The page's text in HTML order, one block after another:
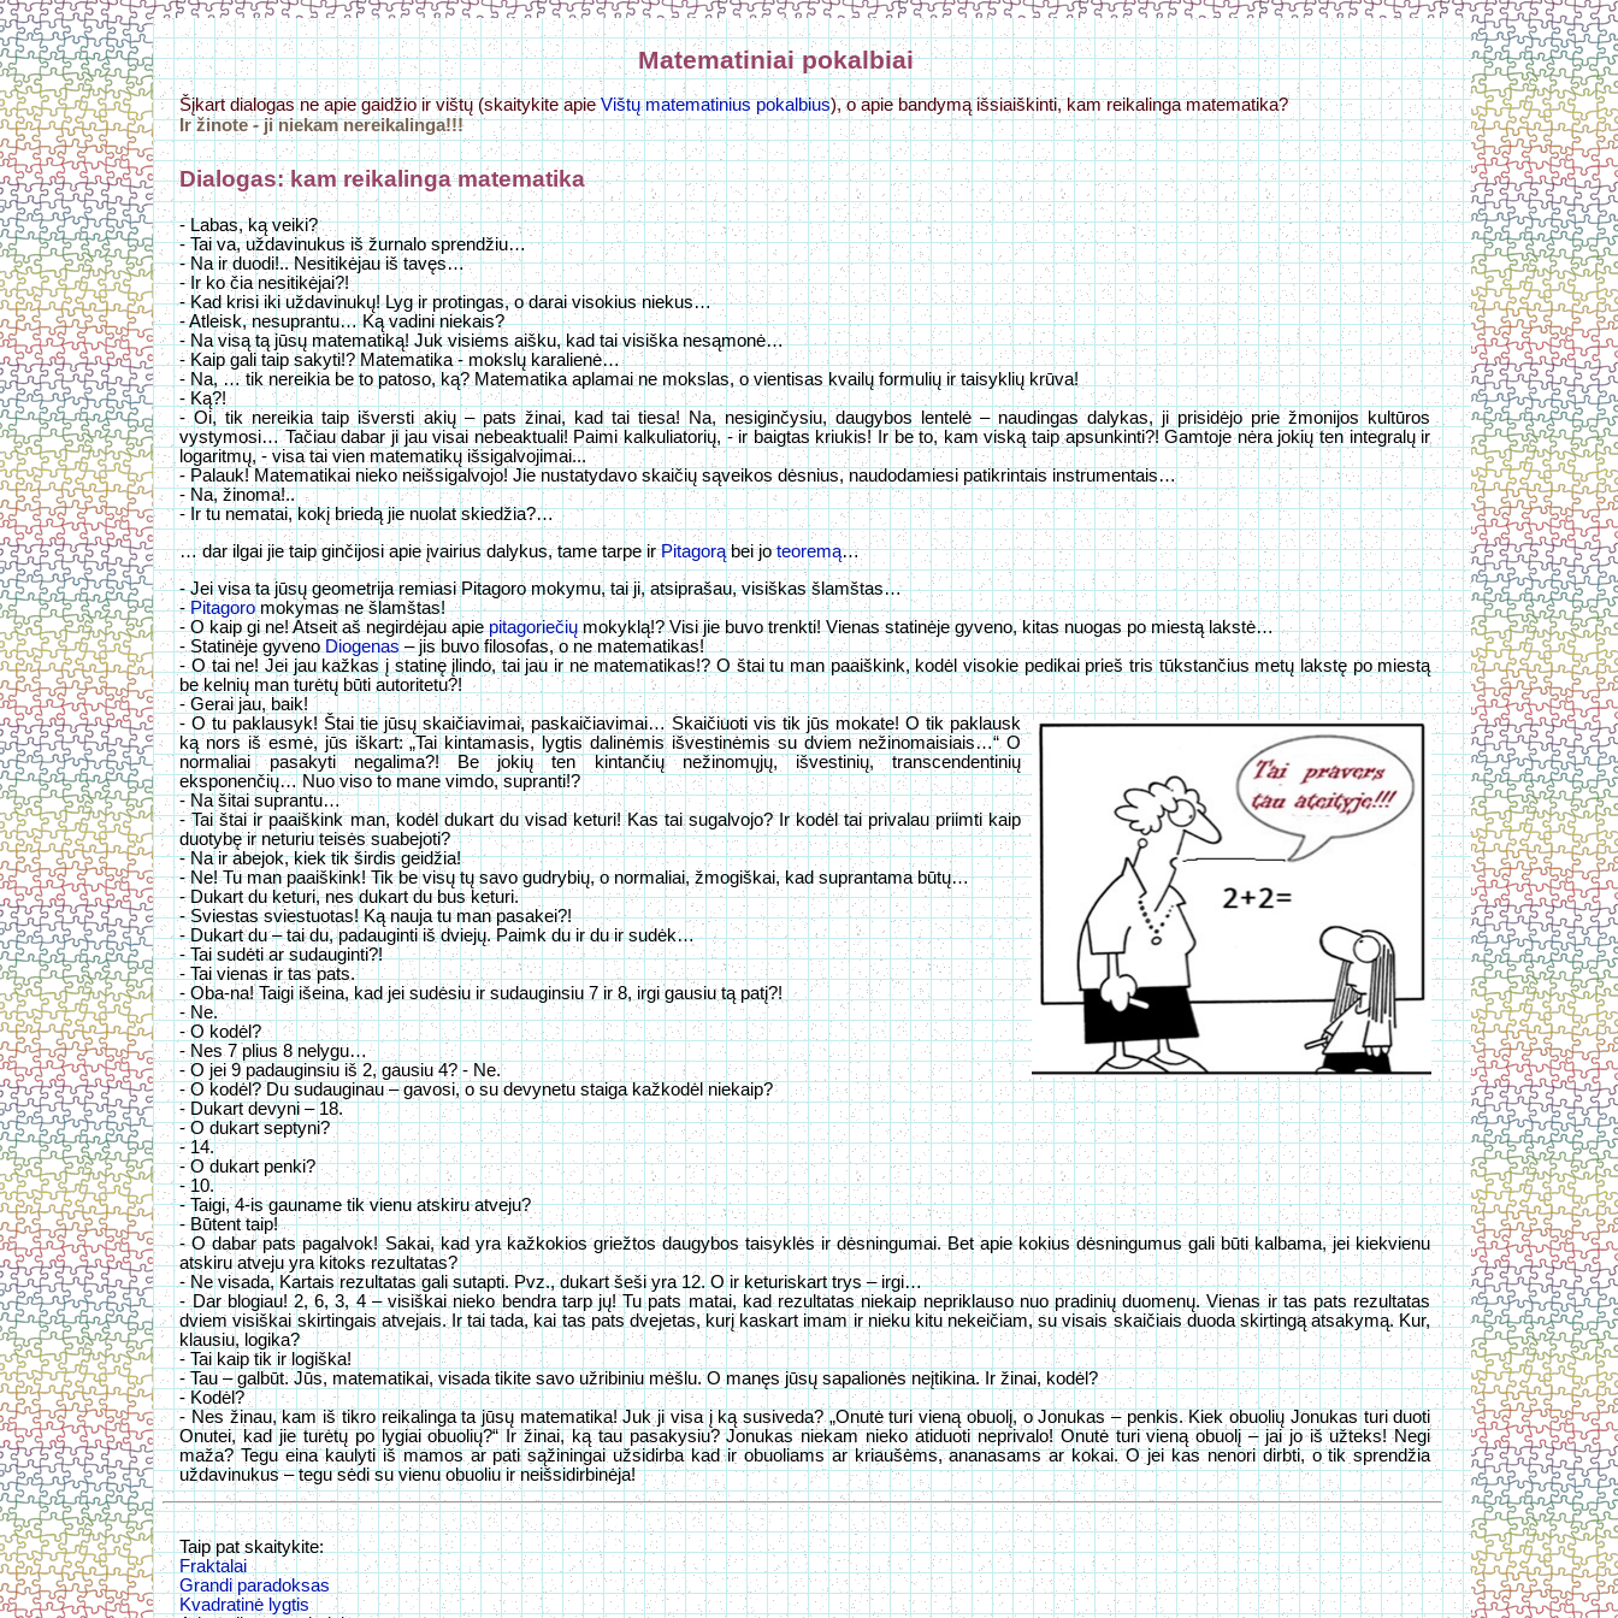
Matematiniai pokalbiai
Šįkart dialogas ne apie gaidžio ir vištų (skaitykite apieVištų matematinius pokalbius), o apie bandymą išsiaiškinti, kam reikalinga matematika?
Ir žinote - ji niekam nereikalinga!!!
Dialogas: kam reikalinga matematika
- Labas, ką veiki?
- Tai va, uždavinukus iš žurnalo sprendžiu…
- Na ir duodi!.. Nesitikėjau iš tavęs…
- Ir ko čia nesitikėjai?!
- Kad krisi iki uždavinukų! Lyg ir protingas, o darai visokius niekus…
- Atleisk, nesuprantu… Ką vadini niekais?
- Na visą tą jūsų matematiką! Juk visiems aišku, kad tai visiška nesąmonė…
- Kaip gali taip sakyti!? Matematika - mokslų karalienė…
- Na, … tik nereikia be to patoso, ką? Matematika aplamai ne mokslas, o vientisas kvailų formulių ir taisyklių krūva!
- Ką?!
- Oi, tik nereikia taip išversti akių – pats žinai, kad tai tiesa! Na, nesiginčysiu, daugybos lentelė – naudingas dalykas, ji prisidėjo prie žmonijos kultūros
vystymosi… Tačiau dabar ji jau visai nebeaktuali! Paimi kalkuliatorių, - ir baigtas kriukis! Ir be to, kam viską taip apsunkinti?! Gamtoje nėra jokių ten integralų ir
logaritmų, - visa tai vien matematikų išsigalvojimai...
- Palauk! Matematikai nieko neišsigalvojo! Jie nustatydavo skaičių sąveikos dėsnius, naudodamiesi patikrintais instrumentais…
- Na, žinoma!..
- Ir tu nematai, kokį briedą jie nuolat skiedžia?…
… dar ilgai jie taip ginčijosi apie įvairius dalykus, tame tarpe irPitagorąbei joteoremą…
- Jei visa ta jūsų geometrija remiasi Pitagoro mokymu, tai ji, atsiprašau, visiškas šlamštas…
-Pitagoromokymas ne šlamštas!
- O kaip gi ne! Atseit aš negirdėjau apiepitagoriečiųmokyklą!? Visi jie buvo trenkti! Vienas statinėje gyveno, kitas nuogas po miestą lakstė…
- Statinėje gyveno Diogenas – jis buvo filosofas, o ne matematikas!
- O tai ne! Jei jau kažkas į statinę įlindo, tai jau ir ne matematikas!? O štai tu man paaiškink, kodėl visokie pedikai prieš tris tūkstančius metų lakstę po miestą
be kelnių man turėtų būti autoritetu?!
- Gerai jau, baik!
- O tu paklausyk! Štai tie jūsų skaičiavimai, paskaičiavimai… Skaičiuoti vis tik jūs mokate! O tik paklausk
ką nors iš esmė, jūs iškart: „Tai kintamasis, lygtis dalinėmis išvestinėmis su dviem nežinomaisiais…“ O
normaliai pasakyti negalima?! Be jokių ten kintančių nežinomųjų, išvestinių, transcendentinių
eksponenčių… Nuo viso to mane vimdo, supranti!?
- Na šitai suprantu…
- Tai štai ir paaiškink man, kodėl dukart du visad keturi! Kas tai sugalvojo? Ir kodėl tai privalau priimti kaip
duotybę ir neturiu teisės suabejoti?
- Na ir abejok, kiek tik širdis geidžia!
- Ne! Tu man paaiškink! Tik be visų tų savo gudrybių, o normaliai, žmogiškai, kad suprantama būtų…
- Dukart du keturi, nes dukart du bus keturi.
- Sviestas sviestuotas! Ką nauja tu man pasakei?!
- Dukart du – tai du, padauginti iš dviejų. Paimk du ir du ir sudėk…
- Tai sudėti ar sudauginti?!
- Tai vienas ir tas pats.
- Oba-na! Taigi išeina, kad jei sudėsiu ir sudauginsiu 7 ir 8, irgi gausiu tą patį?!
- Ne.
- O kodėl?
- Nes 7 plius 8 nelygu…
- O jei 9 padauginsiu iš 2, gausiu 4? - Ne.
- O kodėl? Du sudauginau – gavosi, o su devynetu staiga kažkodėl niekaip?
- Dukart devyni – 18.
- O dukart septyni?
- 14.
- O dukart penki?
- 10.
- Taigi, 4-is gauname tik vienu atskiru atveju?
- Būtent taip!
- O dabar pats pagalvok! Sakai, kad yra kažkokios griežtos daugybos taisyklės ir dėsningumai. Bet apie kokius dėsningumus gali būti kalbama, jei kiekvienu
atskiru atveju yra kitoks rezultatas?
- Ne visada, Kartais rezultatas gali sutapti. Pvz., dukart šeši yra 12. O ir keturiskart trys – irgi…
- Dar blogiau! 2, 6, 3, 4 – visiškai nieko bendra tarp jų! Tu pats matai, kad rezultatas niekaip nepriklauso nuo pradinių duomenų. Vienas ir tas pats rezultatas
dviem visiškai skirtingais atvejais. Ir tai tada, kai tas pats dvejetas, kurį kaskart imam ir nieku kitu nekeičiam, su visais skaičiais duoda skirtingą atsakymą. Kur,
klausiu, logika?
- Tai kaip tik ir logiška!
- Tau – galbūt. Jūs, matematikai, visada tikite savo užribiniu mėšlu. O manęs jūsų sapalionės neįtikina. Ir žinai, kodėl?
- Kodėl?
- Nes žinau, kam iš tikro reikalinga ta jūsų matematika! Juk ji visa į ką susiveda? „Onutė turi vieną obuolį, o Jonukas – penkis. Kiek obuolių Jonukas turi duoti
Onutei, kad jie turėtų po lygiai obuolių?“ Ir žinai, ką tau pasakysiu? Jonukas niekam nieko atiduoti neprivalo! Onutė turi vieną obuolį – jai jo iš užteks! Negi
maža? Tegu eina kaulyti iš mamos ar pati sąžiningai užsidirba kad ir obuoliams ar kriaušėms, ananasams ar kokai. O jei kas nenori dirbti, o tik sprendžia
uždavinukus – tegu sėdi su vienu obuoliu ir neišsidirbinėja!
Taip pat skaitykite:
Fraktalai
Grandi paradoksas
Kvadratinė lygtis